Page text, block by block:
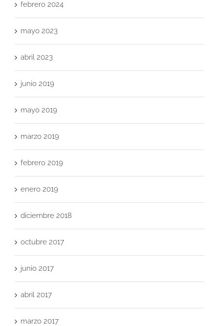
febrero 2024
mayo 2023
abril 2023
junio 2019
mayo 2019
marzo 2019
febrero 2019
enero 2019
diciembre 2018
octubre 2017
junio 2017
abril 2017
marzo 2017